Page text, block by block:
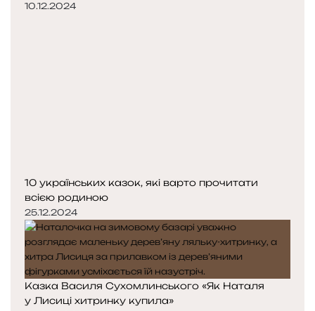
10.12.2024
10 українських казок, які варто прочитати
всією родиною
25.12.2024
Казка Василя Сухомлинського «Як Наталя
у Лисиці хитринку купила»